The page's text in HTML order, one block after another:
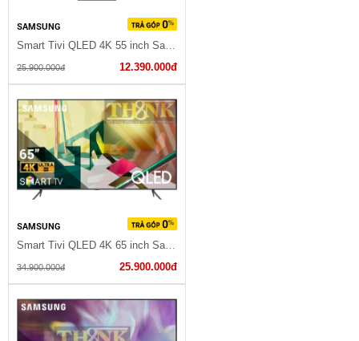
SAMSUNG
Smart Tivi QLED 4K 55 inch Samsung QA55Q65A
25.900.000đ 12.390.000đ
SAMSUNG
Smart Tivi QLED 4K 65 inch Samsung QA65Q70A
34.900.000đ 25.900.000đ